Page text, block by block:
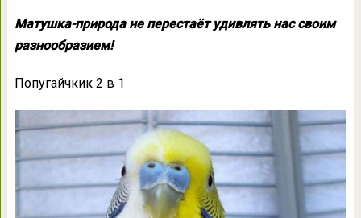
Матушка-природа не перестаёт удивлять нас своим
разнообразием!
Попугайчкик 2 в 1